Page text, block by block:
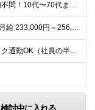
★★学歴・経験・年齢一切不問！10代〜70代まで活躍中★★ ■未経験歓迎 ■第二新卒歓迎・ブランクOK 人物重視の採用です！元気な挨拶ができる方、安定した環境で長く働きたい方を歓迎します。
★賞与年2回 ★昇給年1回 月給 233,000円～256,000円 +（各種手当）+（賞与年2回） ※経験、能力等を考慮の上、決定！月収30万円以上も可能です ※経験者の方は優遇します ※3ヶ月の
★全営業所で自転車・バイク通勤OK（社員の半数がバイクで通勤） 【目黒営業所】 東京都目黒区目黒1-24-2 【五反田営業所】 東京都品川区大崎5-1-2 【中野営業所 新宿スタンド】 東京都中